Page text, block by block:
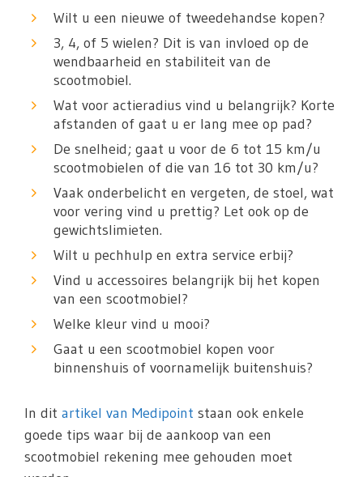
Wilt u een nieuwe of tweedehandse kopen?
3, 4, of 5 wielen? Dit is van invloed op de
wendbaarheid en stabiliteit van de
scootmobiel.
Wat voor actieradius vind u belangrijk? Korte
afstanden of gaat u er lang mee op pad?
De snelheid; gaat u voor de 6 tot 15 km/u
scootmobielen of die van 16 tot 30 km/u?
Vaak onderbelicht en vergeten, de stoel, wat
voor vering vind u prettig? Let ook op de
gewichtslimieten.
Wilt u pechhulp en extra service erbij?
Vind u accessoires belangrijk bij het kopen
van een scootmobiel?
Welke kleur vind u mooi?
Gaat u een scootmobiel kopen voor
binnenshuis of voornamelijk buitenshuis?
In dit artikel van Medipoint staan ook enkele
goede tips waar bij de aankoop van een
scootmobiel rekening mee gehouden moet